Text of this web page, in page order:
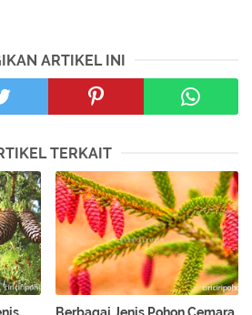
ARTIKEL INI
TERKAIT